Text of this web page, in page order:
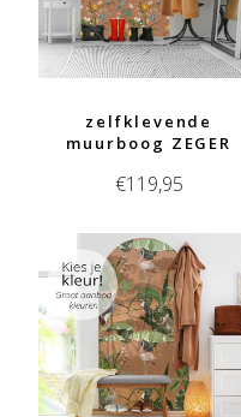
zelfklevende
muurboog ZEGER
€119,95